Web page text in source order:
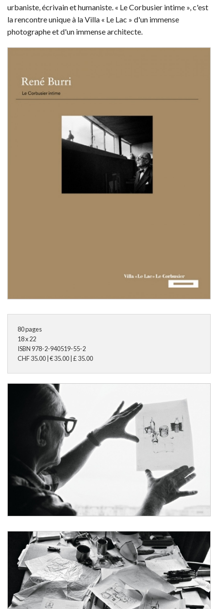
urbaniste, écrivain et humaniste. « Le Corbusier intime », c'est
la rencontre unique à la Villa « Le Lac » d'un immense
photographe et d'un immense architecte.
80pages
18 x 22
ISBN 978-2-940519-55-2
CHF35.00 €35.00 £35.00